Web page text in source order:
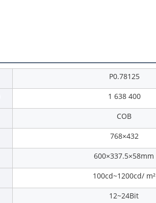
P0.78125
1 638 400
COB
768×432
600×337.5×58mm
100cd~1200cd/ m²
12~24Bit